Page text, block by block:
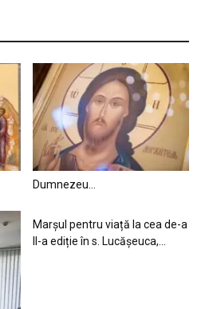
Dumnezeu…
Marșul pentru viață la cea de-a
II-a ediție în s. Lucășeuca,...